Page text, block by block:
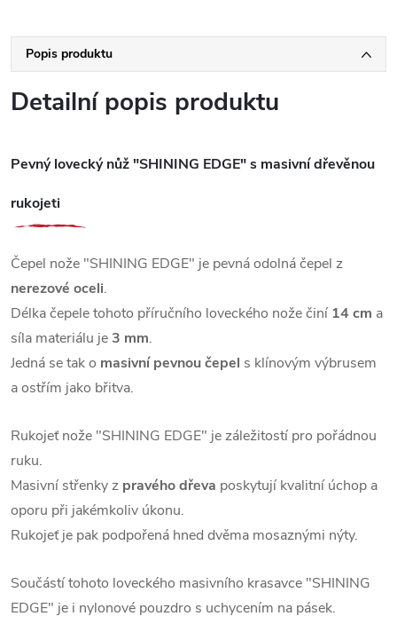
Popis produktu
Detailní popis produktu
Pevný lovecký nůž "SHINING EDGE" s masivní dřevěnou
rukojeti
Čepel nože "SHINING EDGE" je pevná odolná čepel z
nerezové oceli.
Délka čepele tohoto příručního loveckého nože činí 14 cm a
síla materiálu je3 mm.
Jedná se tak o masivní pevnou čepel s klínovým výbrusem
a ostřím jako břitva.
Rukojeť nože "SHINING EDGE" je záležitostí pro pořádnou
ruku.
Masivní střenky z pravého dřeva poskytují kvalitní úchop a
oporu při jakémkoliv úkonu.
Rukojeť je pak podpořená hned dvěma mosaznými nýty.
Součástí tohoto loveckého masivního krasavce "SHINING
EDGE" je i nylonové pouzdro s uchycením na pásek.